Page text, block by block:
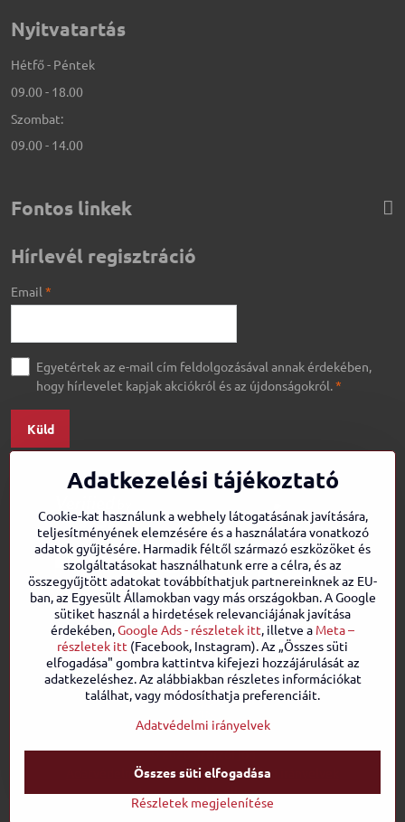
Nyitvatartás
Hétfő - Péntek
09.00 - 18.00
Szombat:
09.00 - 14.00
Fontos linkek
Hírlevél regisztráció
Email *
Egyetértek az e-mail cím feldolgozásával annak érdekében,
hogy hírlevelet kapjak akciókról és az újdonságokról.*
Küld
©2026Szerzői jog
Adatvédelmi beállításokAdatvédelmi irányelvek
A megrendelés állapota
A weboldalt létrehozta:BiznisWeb.sk
Adatkezelési tájékoztató
Cookie-kat használunk a webhely látogatásának javítására,
teljesítményének elemzésére és a használatára vonatkozó
adatok gyűjtésére. Harmadik féltől származó eszközöket és
szolgáltatásokat használhatunk erre a célra, és az
összegyűjtött adatokat továbbíthatjuk partnereinknek az EU-
ban, az Egyesült Államokban vagy más országokban. A Google
sütiket használ a hirdetések relevanciájának javítása
érdekében,Google Ads - részletek itt, illetve a Meta –
részletek itt (Facebook, Instagram). Az „Összes süti
elfogadása" gombra kattintva kifejezi hozzájárulását az
adatkezeléshez. Az alábbiakban részletes információkat
találhat, vagy módosíthatja preferenciáit.
Adatvédelmi irányelvek
Részletek megjelenítése
Összes süti elfogadása